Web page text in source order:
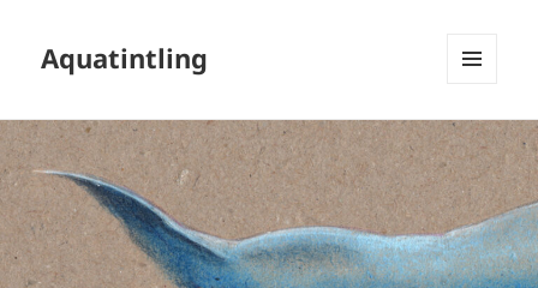
Aquatintling
WIDGETS